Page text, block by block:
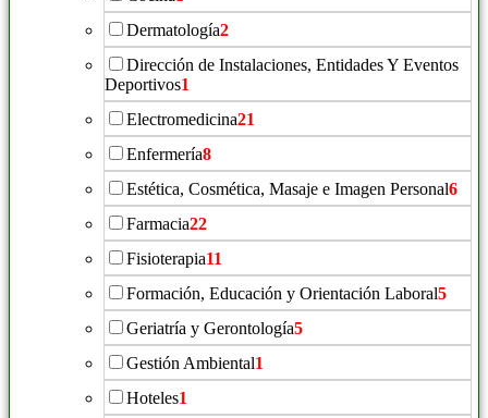
Dermatología2
Dirección de Instalaciones, Entidades Y Eventos
Deportivos1
Electromedicina21
Enfermería8
Estética, Cosmética, Masaje e Imagen Personal6
Farmacia22
Fisioterapia11
Formación, Educación y Orientación Laboral5
Geriatría y Gerontología5
Gestión Ambiental1
Hoteles1